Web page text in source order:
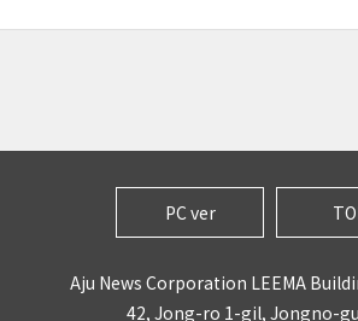
PC ver
Aju News Corporation LEEMA
42, Jong-ro 1-gil, Jongno-